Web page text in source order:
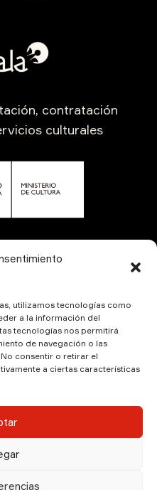
utilizamos tecnologías como
a la información del
tecnologías nos permitirá
de navegación o las
consentir o retirar el
a ciertas características
contratación
culturales